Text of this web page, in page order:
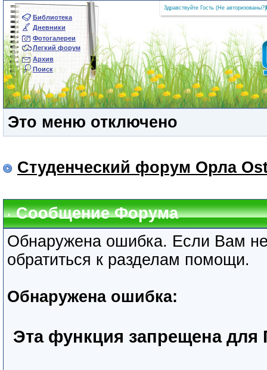
Библиотека
Дневники
Фотогалереи
Легкий форум
Архив
Поиск
Здравствуйте Гость (Не авторизованы?
Это меню отключено
Студенческий форум Орла
Сообщение Форума
Обнаружена ошибка. Если Вам
обратиться к разделам помощи.
Обнаружена ошибка:
Эта функция запрещена для